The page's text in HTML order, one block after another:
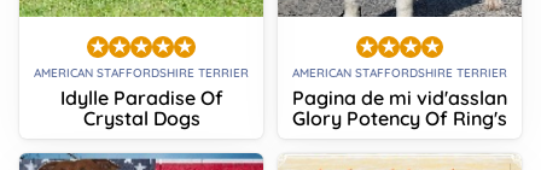
AMERICAN STAFFORDSHIRE TERRIER
Idylle Paradise Of
Crystal Dogs
AMERICAN STAFFORDSHIRE TERRIER
Pagina de mi vid'asslan
Glory Potency Of Ring's